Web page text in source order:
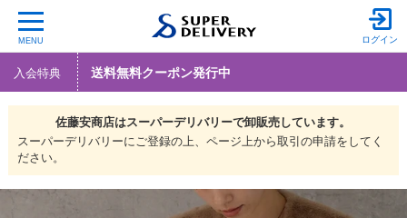
MENU ログイン
入会特典 送料無料クーポン発行中
佐藤安商店はスーパーデリバリーで卸販売しています。
スーパーデリバリーにご登録の上、ページ上から取引の申請をしてく
ださい。